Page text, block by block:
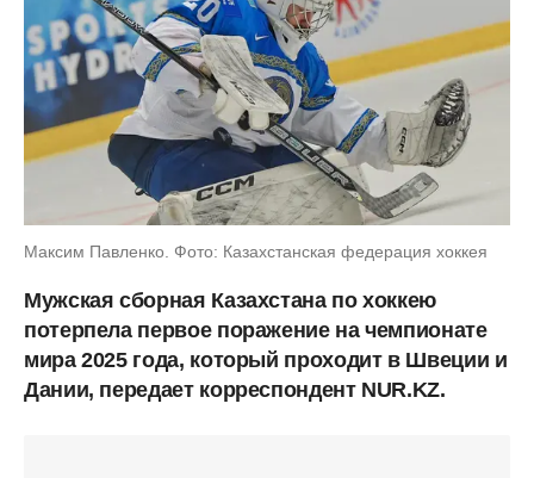
Максим Павленко. Фото: Казахстанская федерация хоккея
Мужская сборная Казахстана по хоккею
потерпела первое поражение на чемпионате
мира 2025 года, который проходит в Швеции и
Дании, передает корреспондент NUR.KZ.